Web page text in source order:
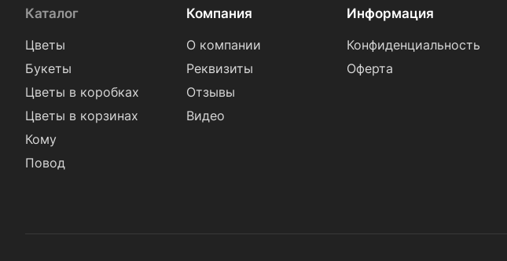
Каталог
Цветы
Букеты
Цветы в коробках
Цветы в корзинах
Кому
Повод
Компания
О компании
Реквизиты
Отзывы
Видео
Информация
Конфиденциальность
Оферта